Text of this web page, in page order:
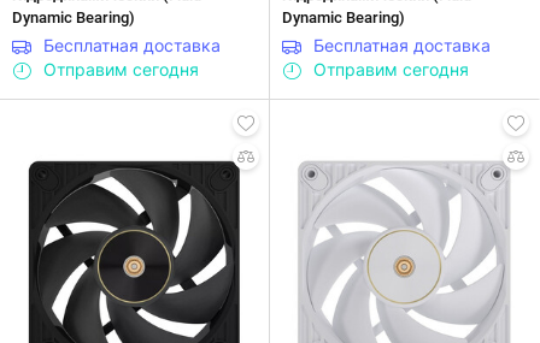
Dynamic Bearing)
Бесплатная доставка
Отправим сегодня
Dynamic Bearing)
Бесплатная доставка
Отправим сегодня